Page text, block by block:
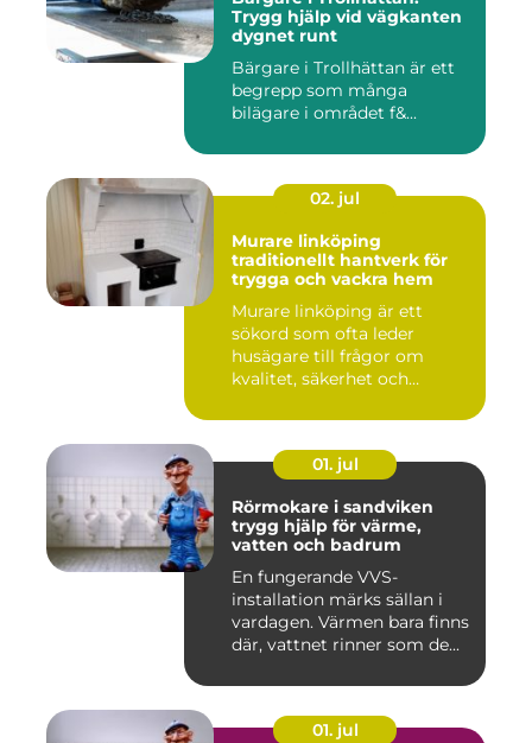
Trygg hjälp vid vägkanten
dygnet runt
Bärgare i Trollhättan är ett
begrepp som många
bilägare i området f&...
02. jul
Murare linköping
traditionellt hantverk för
trygga och vackra hem
Murare linköping är ett
sökord som ofta leder
husägare till frågor om
kvalitet, säkerhet och
01. jul
Rörmokare i sandviken
trygg hjälp för värme,
vatten och badrum
En fungerande VVS-
installation märks sällan i
vardagen. Värmen bara finns
där, vattnet rinner som de...
01. jul